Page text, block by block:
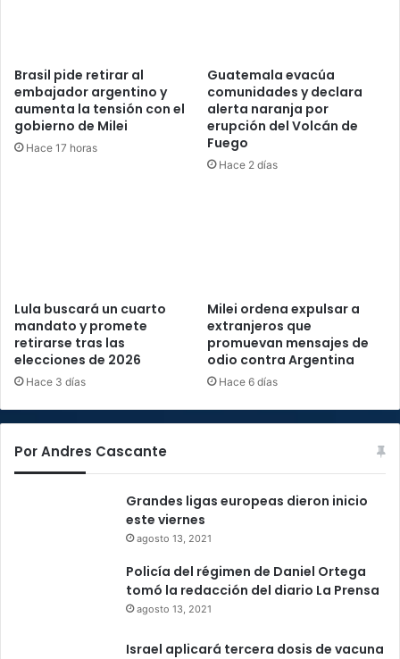
Brasil pide retirar al
embajador argentino y
aumenta la tensión con el
gobierno de Milei
Hace 17 horas
Guatemala evacúa
comunidades y declara
alerta naranja por
erupción del Volcán de
Fuego
Hace 2 días
Lula buscará un cuarto
mandato y promete
retirarse tras las
elecciones de 2026
Hace 3 días
Milei ordena expulsar a
extranjeros que
promuevan mensajes de
odio contra Argentina
Hace 6 días
Por Andres Cascante
Grandes ligas europeas dieron inicio
este viernes
agosto 13, 2021
Policía del régimen de Daniel Ortega
tomó la redacción del diario La Prensa
agosto 13, 2021
Israel aplicará tercera dosis de vacuna